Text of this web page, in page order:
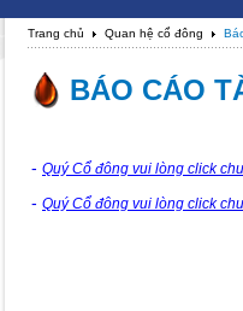
Trang chủ Quan hệ cổ đông
BÁO CÁO
- Quý Cổ đông vui lòng click
- Quý Cổ đông vui lòng click